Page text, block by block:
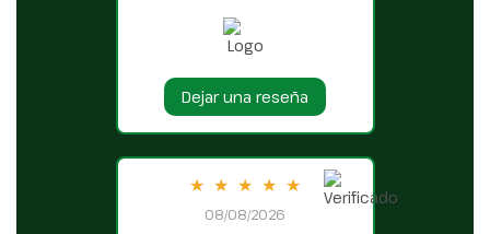
Dejar una reseña
★ ★ ★ ★ ★
08/08/2026